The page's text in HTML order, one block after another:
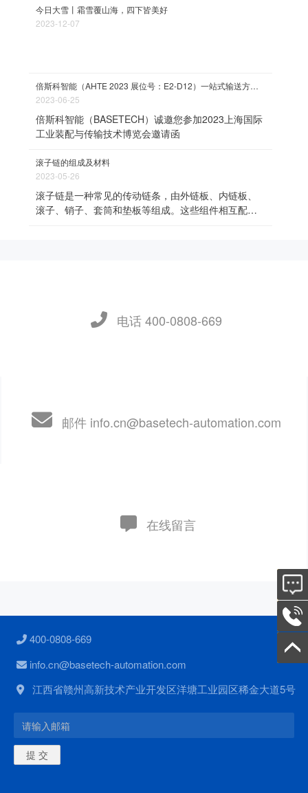
今日大雪丨霜雪覆山海，四下皆美好
2023-12-07
倍斯科智能（AHTE 2023 展位号：E2-D12）一站式输送方案提供商诚邀您参展
2023-06-25
倍斯科智能（BASETECH）诚邀您参加2023上海国际
工业装配与传输技术博览会邀请函
滚子链的组成及材料
2023-05-26
滚子链是一种常见的传动链条，由外链板、内链板、
滚子、销子、套筒和垫板等组成。这些组件相互配
电话 400-0808-669
邮件 info.cn@basetech-automation.com
在线留言
400-0808-669
info.cn@basetech-automation.com
江西省赣州高新技术产业开发区洋塘工业园区稀金大道5号
提 交
在线
电话
返回